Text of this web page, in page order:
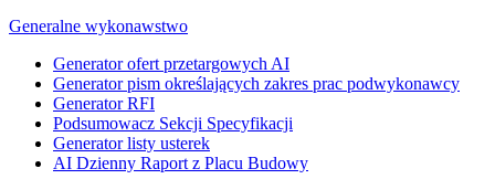
Generalne wykonawstwo
Generator ofert przetargowych AI
Generator pism określających zakres prac podwykonawcy
Generator RFI
Podsumowacz Sekcji Specyfikacji
Generator listy usterek
AI Dzienny Raport z Placu Budowy